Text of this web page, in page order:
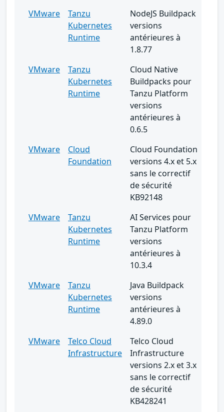
VMware
Tanzu
Kubernetes
Runtime
NodeJS Buildpack
versions
antérieures à
1.8.77
VMware
Tanzu
Kubernetes
Runtime
Cloud Native
Buildpacks pour
Tanzu Platform
versions
antérieures à
0.6.5
VMware
Cloud
Foundation
Cloud Foundation
versions 4.x et 5.x
sans le correctif
de sécurité
KB92148
VMware
Tanzu
Kubernetes
Runtime
AI Services pour
Tanzu Platform
versions
antérieures à
10.3.4
VMware
Tanzu
Kubernetes
Runtime
Java Buildpack
versions
antérieures à
4.89.0
VMware
Telco Cloud
Infrastructure
Telco Cloud
Infrastructure
versions 2.x et 3.x
sans le correctif
de sécurité
KB428241